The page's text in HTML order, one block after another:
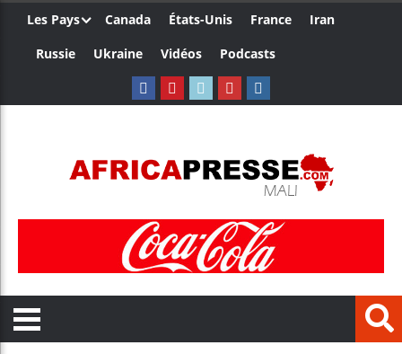
Les Pays Canada États-Unis France
Iran
Russie
Ukraine Vidéos Podcasts